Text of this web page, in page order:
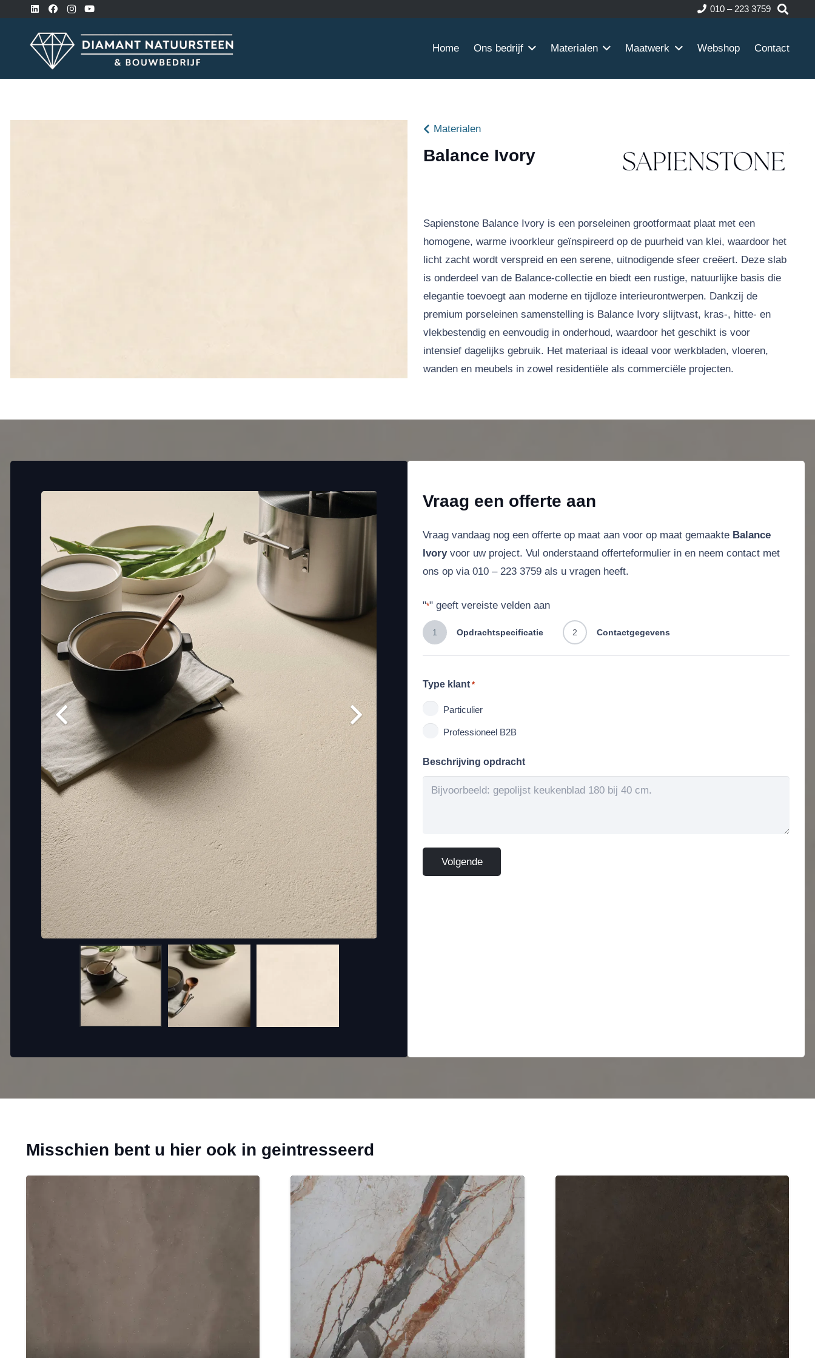
010 – 223 3759
Home Ons bedrijf Materialen Maatwerk Webshop Contact
Materialen
Balance Ivory
Sapienstone Balance Ivory is een porseleinen grootformaat plaat met een
homogene, warme ivoorkleur geïnspireerd op de puurheid van klei, waardoor het
licht zacht wordt verspreid en een serene, uitnodigende sfeer creëert. Deze slab
is onderdeel van de Balance-collectie en biedt een rustige, natuurlijke basis die
elegantie toevoegt aan moderne en tijdloze interieurontwerpen. Dankzij de
premium porseleinen samenstelling is Balance Ivory slijtvast, kras-, hitte- en
vlekbestendig en eenvoudig in onderhoud, waardoor het geschikt is voor
intensief dagelijks gebruik. Het materiaal is ideaal voor werkbladen, vloeren,
wanden en meubels in zowel residentiële als commerciële projecten.
Vraag een offerte aan
Vraag vandaag nog een offerte op maat aan voor op maat gemaakte Balance
Ivoryvoor uw project. Vul onderstaand offerteformulier in en neem contact met
ons op via 010 – 223 3759 als u vragen heeft.
"*" geeft vereiste velden aan
1 Opdrachtspecificatie 2 Contactgegevens
Type klant *
Particulier
Professioneel B2B
Beschrijving opdracht
Misschien bent u hier ook in geintresseerd